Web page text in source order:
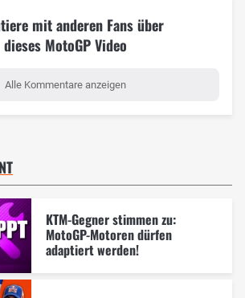
mit anderen Fans über
dieses MotoGP Video
Alle Kommentare anzeigen
KTM-Gegner stimmen zu:
MotoGP-Motoren dürfen
adaptiert werden!